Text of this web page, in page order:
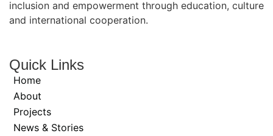
inclusion and empowerment through education, culture
and international cooperation.
Quick Links
Home
About
Projects
News & Stories